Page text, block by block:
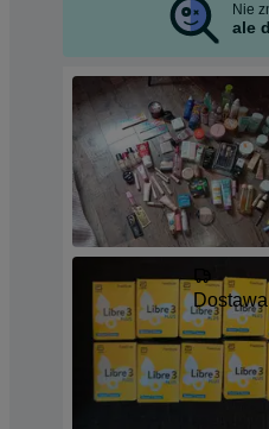
Nie
ale
Dostawa